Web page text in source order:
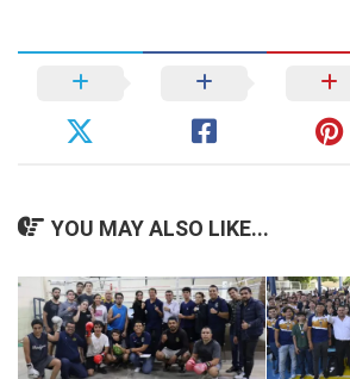
YOU MAY ALSO LIKE...